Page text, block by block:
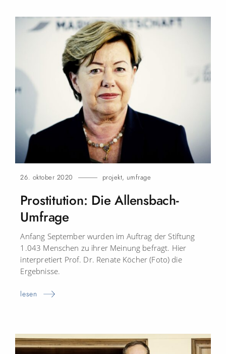
26. oktober 2020 projekt, umfrage
Prostitution: Die Allensbach-
Umfrage
Anfang September wurden im Auftrag der Stiftung
1.043 Menschen zu ihrer Meinung befragt. Hier
interpretiert Prof. Dr. Renate Köcher (Foto) die
Ergebnisse.
lesen